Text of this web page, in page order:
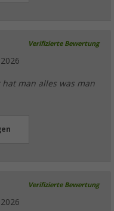
Verifizierte Bewertung
man alles was man
Verifizierte Bewertung